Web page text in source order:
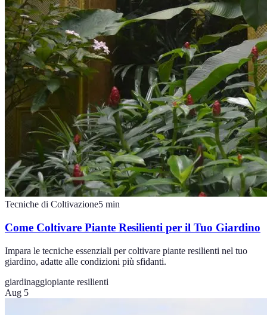
Tecniche di Coltivazione5 min
Come Coltivare Piante Resilienti per il Tuo Giardino
Impara le tecniche essenziali per coltivare piante resilienti nel tuo
giardino, adatte alle condizioni più sfidanti.
giardinaggiopiante resilienti
Aug 5